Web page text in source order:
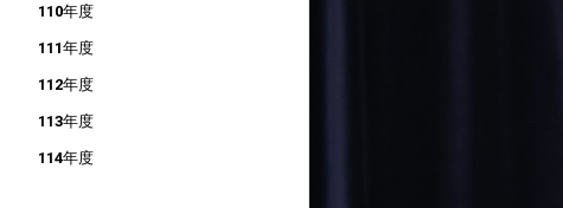
110年度
111年度
112年度
113年度
114年度